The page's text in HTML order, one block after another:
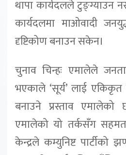
थापा कार्यदलले टुङ्ग्याउन
कार्यदलमा माओवादी
दृष्टिकोण बनाउन सकेन।
चुनाव चिन्हः एमालेले
भएकाले ‘सूर्य’ लाई एकिकृत
बनाउने प्रस्ताव एमालेको
एमालेको यो तर्कसँग
केन्द्रले कम्युनिष्ट पार्टीको